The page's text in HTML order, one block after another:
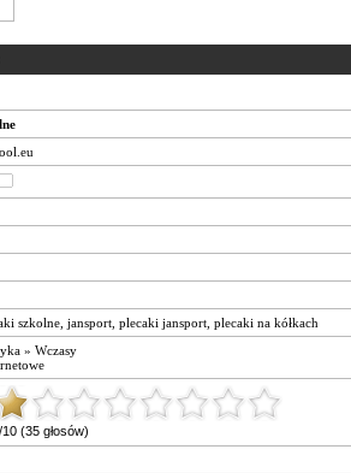
szkolne jansport plecaki jansport plecaki na kółkach
» Wczasy
/10 (35 głosów)